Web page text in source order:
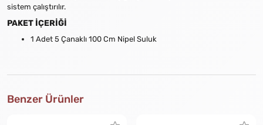
sistem çalıştırılır.
PAKET İÇERİĞİ
1 Adet 5 Çanaklı 100 Cm Nipel Suluk
Benzer Ürünler